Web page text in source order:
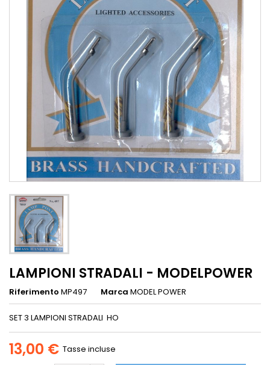
LAMPIONI STRADALI - MODELPOWER
Riferimento MP497 Marca MODEL POWER
SET 3 LAMPIONI STRADALI HO
13,00 € Tasse incluse